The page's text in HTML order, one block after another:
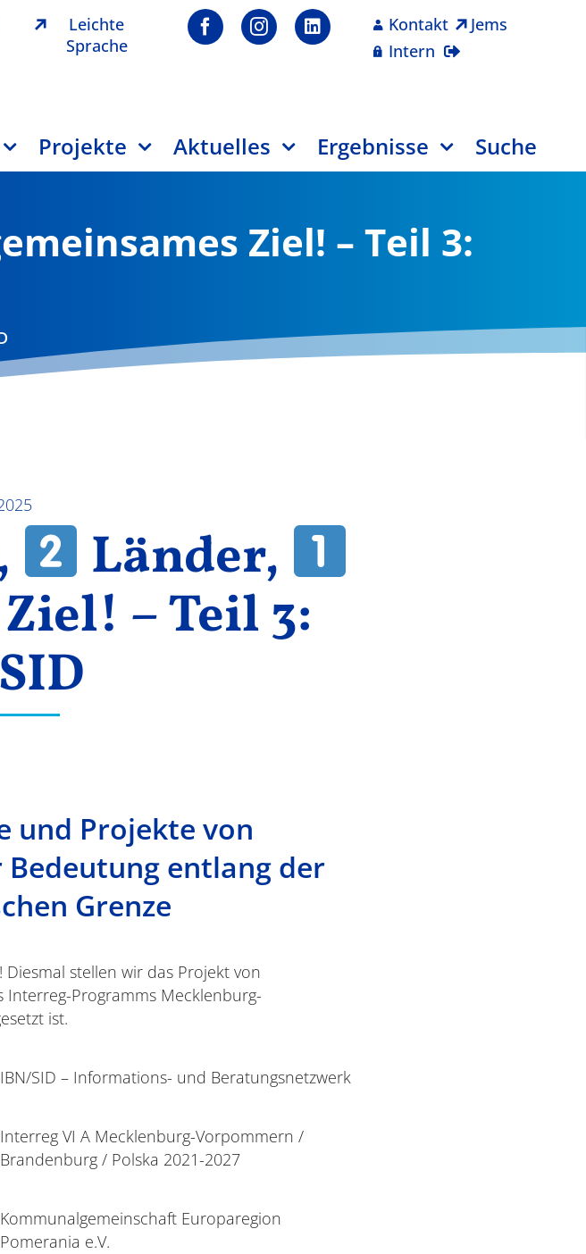
Leichte
Sprache
Kontakt
Jems
Intern
Projekte Aktuelles Ergebnisse Suche
Ziel! – Teil 3:
Länder,
– Teil 3:
und Projekte von
entlang der
Grenze
stellen wir das Projekt von
Interreg-Programms Mecklenburg-
ist.
IBN/SID – Informations- und Beratungsnetzwerk
Interreg VI A Mecklenburg-Vorpommern /
Brandenburg / Polska 2021-2027
Kommunalgemeinschaft Europaregion
Pomerania e.V.